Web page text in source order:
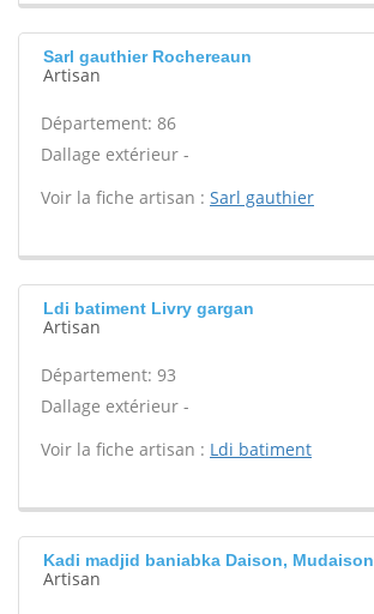
Sarl gauthier Rochereaun
Artisan
Département: 86
Dallage extérieur -
Voir la fiche artisan : Sarl gauthier
Ldi batiment Livry gargan
Artisan
Département: 93
Dallage extérieur -
Voir la fiche artisan : Ldi batiment
Kadi madjid baniabka Daison, Mudaison
Artisan